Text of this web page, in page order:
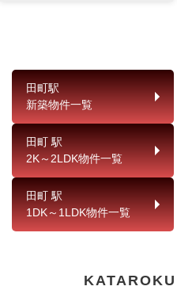
田町駅
新築物件一覧
田町 駅
2K～2LDK物件一覧
田町 駅
1DK～1LDK物件一覧